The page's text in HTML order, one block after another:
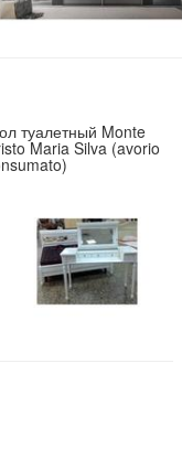
туалетный Monte
Maria Silva (avorio